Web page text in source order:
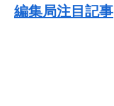
編集局注目記事